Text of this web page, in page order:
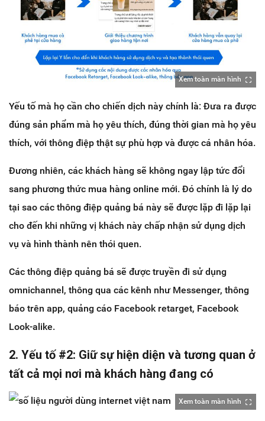
Xem toàn màn hình
Yếu tố mà họ cần cho chiến dịch này chính là: Đưa ra được
đúng sản phẩm mà họ yêu thích, đúng thời gian mà họ yêu
thích, với thông điệp thật sự phù hợp và được cá nhân hóa.
Đương nhiên, các khách hàng sẽ không ngay lập tức đổi
sang phương thức mua hàng online mới. Đó chính là lý do
tại sao các thông điệp quảng bá này sẽ được lặp đi lặp lại
cho đến khi những vị khách này chấp nhận sử dụng dịch
vụ và hình thành nên thói quen.
Các thông điệp quảng bá sẽ được truyền đi sử dụng
omnichannel, thông qua các kênh như Messenger, thông
báo trên app, quảng cáo Facebook retarget, Facebook
Look-alike.
2. Yếu tố #2: Giữ sự hiện diện và tương quan ở
tất cả mọi nơi mà khách hàng đang có
Xem toàn màn hình